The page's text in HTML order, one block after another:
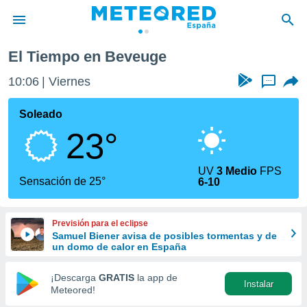
de
por
que se
calidad.
a este
las
y
forma
digital
basada
El Tiempo en Beveuge
10:06 Viernes ...
Soleado
23°
Sensación de 25°
UV3 Medio FPS
6-10
Previsión para el eclipse
Samuel Biener avisa de posibles tormentas y de
un domo de calor en España
¡Descarga GRATIS la app de
Meteored!
Instalar